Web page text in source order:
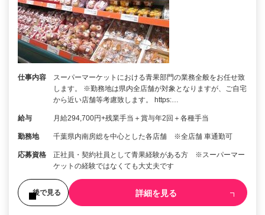
仕事内容
スーパーマーケットにおける青果部門の業務全般をお任せ致
します。 ※勤務地は県内全店舗が対象となりますが、ご自宅
から近い店舗等考慮致します。 https:…
給与 月給294,700円+残業手当＋賞与年2回＋各種手当
勤務地 千葉県内南房総を中心とした各店舗 ※全店舗 車通勤可
応募資格
正社員・契約社員として青果経験がある方 ※スーパーマー
ケットの経験ではなくても大丈夫です
後で見る 詳細を見る